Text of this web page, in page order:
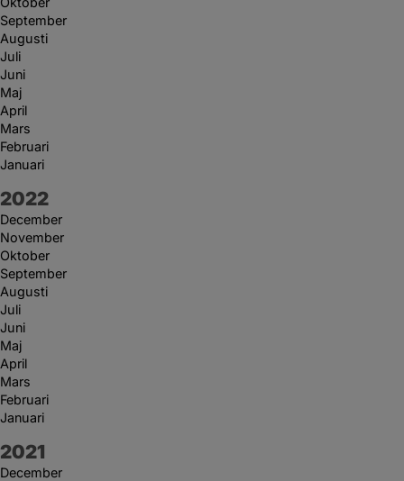
September
Augusti
Juli
Juni
Maj
April
Mars
Februari
Januari
År:
2022
December
November
Oktober
September
Augusti
Juli
Juni
Maj
April
Mars
Februari
Januari
År:
2021
December